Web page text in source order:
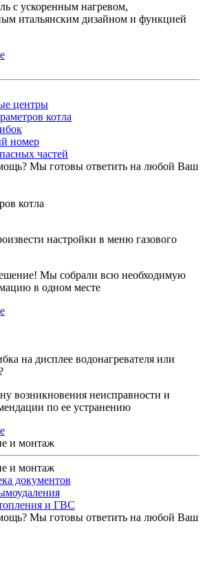
с ускоренным нагревом,
итальянским дизайном и функцией
центры
котла
номер
частей
Мы готовы ответить на любой Ваш
котла
настройки в меню газового
Мы собрали всю необходимую
в одном месте
на дисплее водонагревателя или
возникновения неисправности и
по ее устранению
и монтаж
и монтаж
документов
и ГВС
Мы готовы ответить на любой Ваш